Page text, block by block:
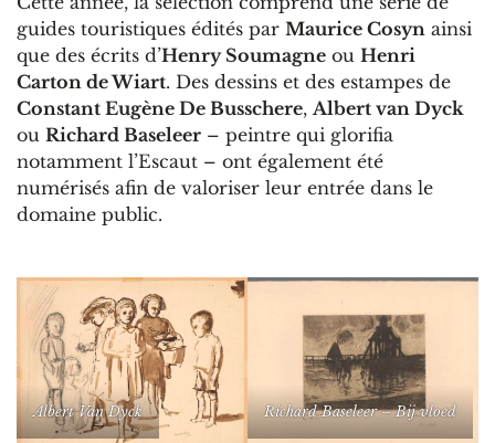
guides touristiques édités par Maurice Cosyn ainsi
que des écrits d’Henry Soumagne ou Henri
Carton de Wiart. Des dessins et des estampes de
Constant Eugène De Busschere,Albert van Dyck
ou Richard Baseleer – peintre qui glorifia
notamment l’Escaut – ont également été
numérisés afin de valoriser leur entrée dans le
domaine public.
Albert Van Dyck Richard Baseleer – Bij vloed